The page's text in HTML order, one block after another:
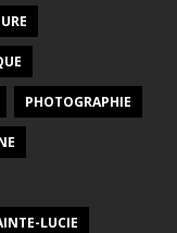
PHOTOGRAPHIE
LUCIE